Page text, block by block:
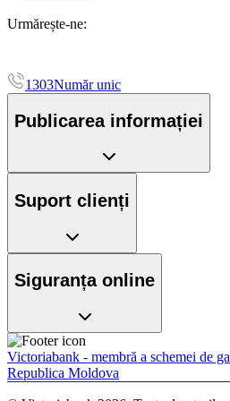
Urmărește-ne:
1303Număr unic
Publicarea informației
Suport clienți
Siguranța online
Victoriabank - membră a schemei de
Republica Moldova